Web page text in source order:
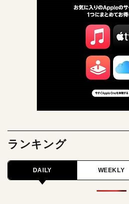
ランキング
DAILY WEEKLY